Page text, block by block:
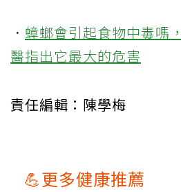
． 蟑螂會引起食物中毒嗎
醫指出它最大的危害
責任編輯：陳學梅
💪更多健康推薦